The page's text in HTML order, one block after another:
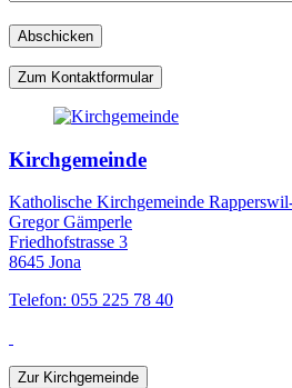
Zum Kontaktformular
Kirchgemeinde
Katholische Kirchgemeinde
Gregor Gämperle
Friedhofstrasse 3
8645 Jona
Telefon: 055 225 78 40
Zur Kirchgemeinde